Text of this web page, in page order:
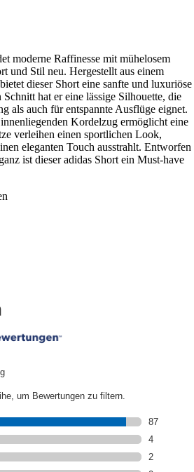
moderne Raffinesse mit mühelosem
und Stil neu. Hergestellt aus einem
dieser Short eine sanfte und luxuriöse
hat er eine lässige Silhouette, die
als auch für entspannte Ausflüge eignet.
Kordelzug ermöglicht eine
verleihen einen sportlichen Look,
eleganten Touch ausstrahlt. Entworfen
ist dieser adidas Short ein Must-have